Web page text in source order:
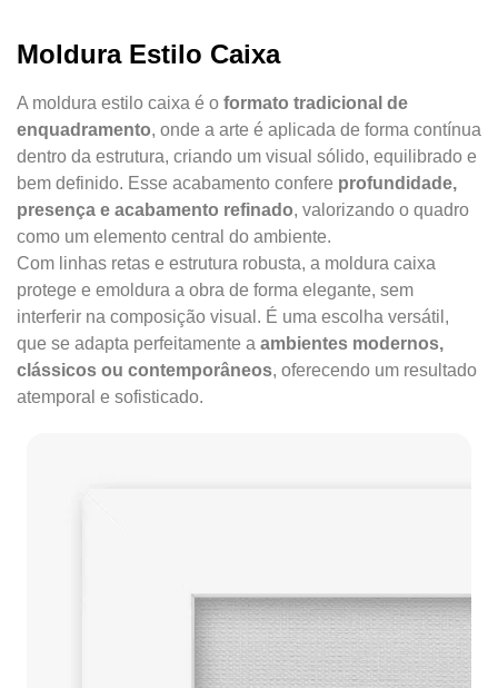
Moldura Estilo Caixa
A moldura estilo caixa é o formato tradicional de
enquadramento, onde a arte é aplicada de forma contínua
dentro da estrutura, criando um visual sólido, equilibrado e
bem definido. Esse acabamento confere profundidade,
presença e acabamento refinado, valorizando o quadro
como um elemento central do ambiente.
Com linhas retas e estrutura robusta, a moldura caixa
protege e emoldura a obra de forma elegante, sem
interferir na composição visual. É uma escolha versátil,
que se adapta perfeitamente a ambientes modernos,
clássicos ou contemporâneos, oferecendo um resultado
atemporal e sofisticado.